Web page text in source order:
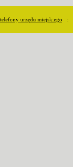
telefony urzędu miejskiego :